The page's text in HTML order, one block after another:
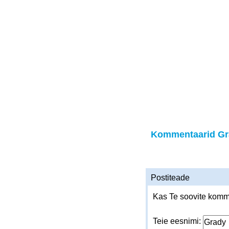
Kommentaarid
Postiteade
Kas Te soovite
Teie eesnimi: